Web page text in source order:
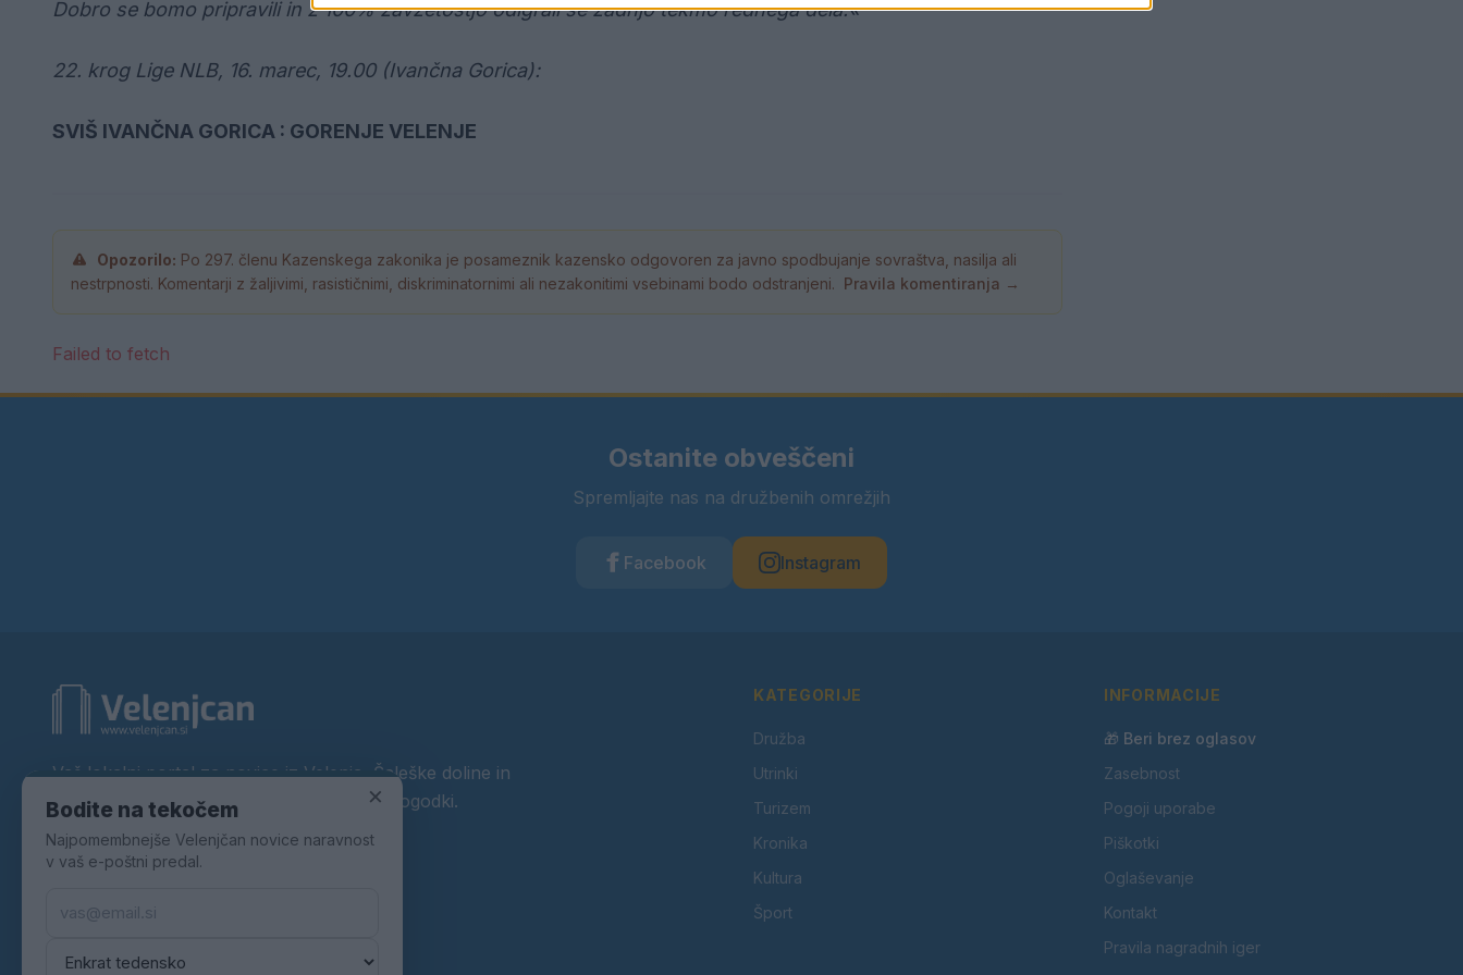
Dobro se bomo pripravili in z 100% zavzetostjo odigrali še zadnjo tekmo rednega dela.«
22. krog Lige NLB, 16. marec, 19.00 (Ivančna Gorica):
SVIŠ IVANČNA GORICA : GORENJE VELENJE
Opozorilo: Po 297. členu Kazenskega zakonika je posameznik kazensko odgovoren za javno spodbujanje sovraštva, nasilja ali
nestrpnosti. Komentarji z žaljivimi, rasističnimi, diskriminatornimi ali nezakonitimi vsebinami bodo odstranjeni. Pravila komentiranja →
Failed to fetch
Ostanite obveščeni
Spremljajte nas na družbenih omrežjih
Facebook Instagram
Vaš lokalni portal za novice iz Velenja, Šaleške doline in
okolice. Aktualne novice, šport, kultura, dogodki.
Povezujemo Velenje.
KATEGORIJE
Družba
Utrinki
Turizem
Kronika
Kultura
Šport
INFORMACIJE
🎁 Beri brez oglasov
Zasebnost
Pogoji uporabe
Piškotki
Oglaševanje
Kontakt
Pravila nagradnih iger
×
Bodite na tekočem
Najpomembnejše Velenjčan novice naravnost
v vaš e-poštni predal.